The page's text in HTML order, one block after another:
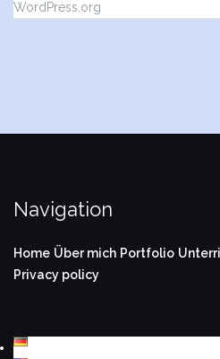
WordPress.org
Navigation
Home Über mich Portfolio
Privacy policy